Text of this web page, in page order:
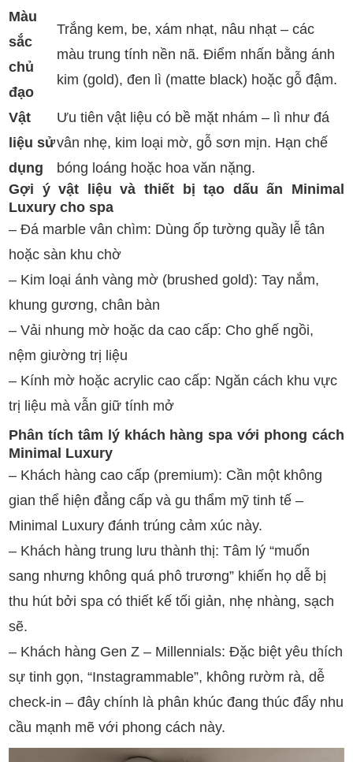
Màu
sắc
chủ
đạo
Trắng kem, be, xám nhạt, nâu nhạt – các
màu trung tính nền nã. Điểm nhấn bằng ánh
kim (gold), đen lì (matte black) hoặc gỗ đậm.
Vật
liệu sử
dụng
Ưu tiên vật liệu có bề mặt nhám – lì như đá
vân nhẹ, kim loại mờ, gỗ sơn mịn. Hạn chế
bóng loáng hoặc hoa văn nặng.
Gợi ý vật liệu và thiết bị tạo dấu ấn Minimal
Luxury cho spa
– Đá marble vân chìm: Dùng ốp tường quầy lễ tân
hoặc sàn khu chờ
– Kim loại ánh vàng mờ (brushed gold): Tay nắm,
khung gương, chân bàn
– Vải nhung mờ hoặc da cao cấp: Cho ghế ngồi,
nệm giường trị liệu
– Kính mờ hoặc acrylic cao cấp: Ngăn cách khu vực
trị liệu mà vẫn giữ tính mở
Phân tích tâm lý khách hàng spa với phong cách
Minimal Luxury
– Khách hàng cao cấp (premium): Cần một không
gian thể hiện đẳng cấp và gu thẩm mỹ tinh tế –
Minimal Luxury đánh trúng cảm xúc này.
– Khách hàng trung lưu thành thị: Tâm lý “muốn
sang nhưng không quá phô trương” khiến họ dễ bị
thu hút bởi spa có thiết kế tối giản, nhẹ nhàng, sạch
sẽ.
– Khách hàng Gen Z – Millennials: Đặc biệt yêu thích
sự tinh gọn, “Instagrammable”, không rườm rà, dễ
check-in – đây chính là phân khúc đang thúc đẩy nhu
cầu mạnh mẽ với phong cách này.